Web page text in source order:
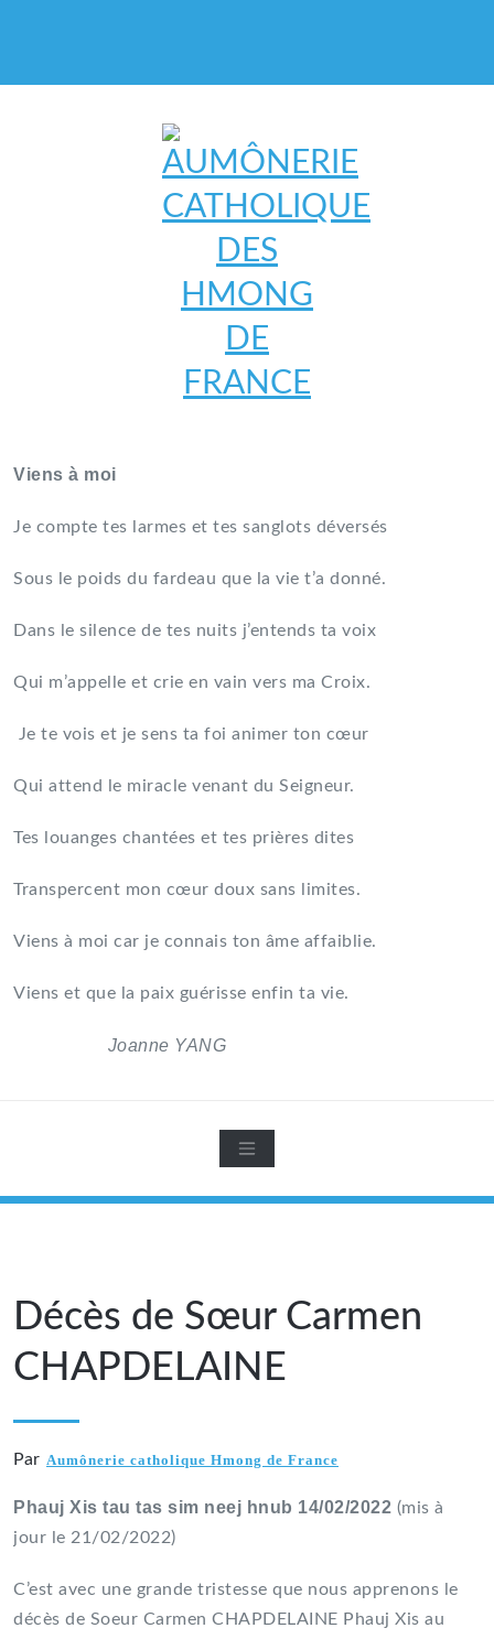
DES HMONG DE FRANCE
Viens à moi
Je compte tes larmes et tes sanglots déversés
Sous le poids du fardeau que la vie t’a donné.
Dans le silence de tes nuits j’entends ta voix
Qui m’appelle et crie en vain vers ma Croix.
Je te vois et je sens ta foi animer ton cœur
Qui attend le miracle venant du Seigneur.
Tes louanges chantées et tes prières dites
Transpercent mon cœur doux sans limites.
Viens à moi car je connais ton âme affaiblie.
Viens et que la paix guérisse enfin ta vie.
Joanne YANG
Décès de Sœur Carmen
CHAPDELAINE
Par Aumônerie catholique Hmong de France
Phauj Xis tau tas sim neej hnub 14/02/2022 (mis à
jour le 21/02/2022)
C’est avec une grande tristesse que nous apprenons le
décès de Soeur Carmen CHAPDELAINE Phauj Xis au